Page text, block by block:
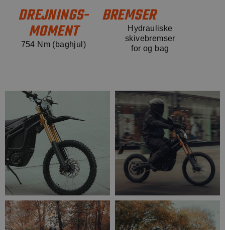
DREJNINGS-
MOMENT
754 Nm (baghjul)
BREMSER
Hydrauliske
skivebremser
for og bag